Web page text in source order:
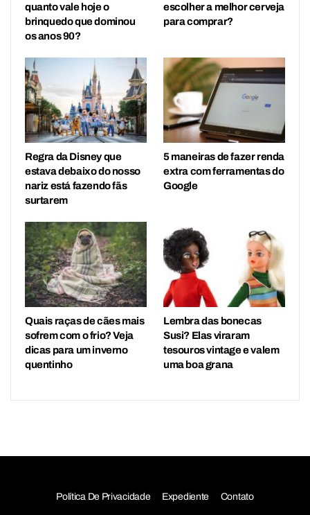
quanto vale hoje o
brinquedo que dominou
os anos 90?
escolher a melhor cerveja
para comprar?
Regra da Disney que
estava debaixo do nosso
nariz está fazendo fãs
surtarem
5 maneiras de fazer renda
extra com ferramentas do
Google
Quais raças de cães mais
sofrem com o frio? Veja
dicas para um inverno
quentinho
Lembra das bonecas
Susi? Elas viraram
tesouros vintage e valem
uma boa grana
Política De Privacidade Expediente Contato